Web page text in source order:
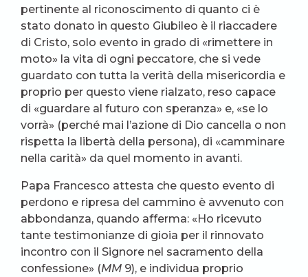
pertinente al riconoscimento di quanto ci è
stato donato in questo Giubileo è il riaccadere
di Cristo, solo evento in grado di «rimettere in
moto» la vita di ogni peccatore, che si vede
guardato con tutta la verità della misericordia e
proprio per questo viene rialzato, reso capace
di «guardare al futuro con speranza» e, «se lo
vorrà» (perché mai l’azione di Dio cancella o non
rispetta la libertà della persona), di «camminare
nella carità» da quel momento in avanti.
Papa Francesco attesta che questo evento di
perdono e ripresa del cammino è avvenuto con
abbondanza, quando afferma: «Ho ricevuto
tante testimonianze di gioia per il rinnovato
incontro con il Signore nel sacramento della
confessione» (MM 9), e individua proprio